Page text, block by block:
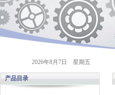
2026年8月7日 星期五
产品目录